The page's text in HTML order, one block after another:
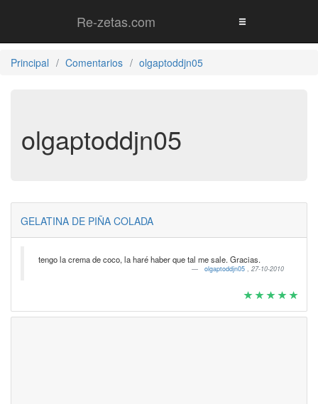
Re-zetas.com
Principal Comentarios olgaptoddjn05
olgaptoddjn05
GELATINA DE PIÑA COLADA
tengo la crema de coco, la haré haber que tal me sale. Gracias.
olgaptoddjn05 , 27-10-2010